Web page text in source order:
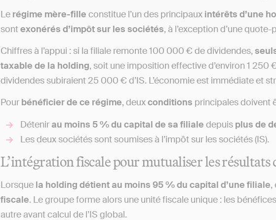
Le régime mère-fille constitue l’un des principaux intérêts d’une
sont exonérés d’impôt sur les sociétés, à l’exception d’une
Chiffres à l’appui : si la filiale remonte 100 000 € de dividendes,
taxable de la holding, soit une imposition effective d’environ 1 250
dividendes subiraient 25 000 € d’IS. L’économie est immédiate et
Pour bénéficier de ce régime, deuxconditions principales doivent
Détenir au moins 5 % du capital de sa filiale depuis plus de
Les deux sociétés sont soumises à l’impôt sur les sociétés (IS).
L’intégration fiscale pour mutualiser les résultats
Lorsque la holding détient au moins 95 % du capital d’une filiale,
fiscale. Le groupe forme alors une unité fiscale unique : les
autre avant calcul de l’IS global.